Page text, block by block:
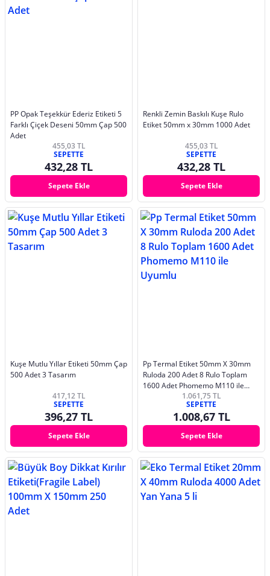
PP Opak Teşekkür Ederiz Etiketi 5
Farklı Çiçek Deseni 50mm Çap 500
Adet
455,03 TL
SEPETTE
432,28 TL
Sepete Ekle
Renkli Zemin Baskılı Kuşe Rulo
Etiket 50mm x 30mm 1000 Adet
455,03 TL
SEPETTE
432,28 TL
Sepete Ekle
Kuşe Mutlu Yıllar Etiketi 50mm Çap
500 Adet 3 Tasarım
417,12 TL
SEPETTE
396,27 TL
Sepete Ekle
Pp Termal Etiket 50mm X 30mm
Ruloda 200 Adet 8 Rulo Toplam
1600 Adet Phomemo M110 ile
1.061,75 TL
SEPETTE
1.008,67 TL
Sepete Ekle